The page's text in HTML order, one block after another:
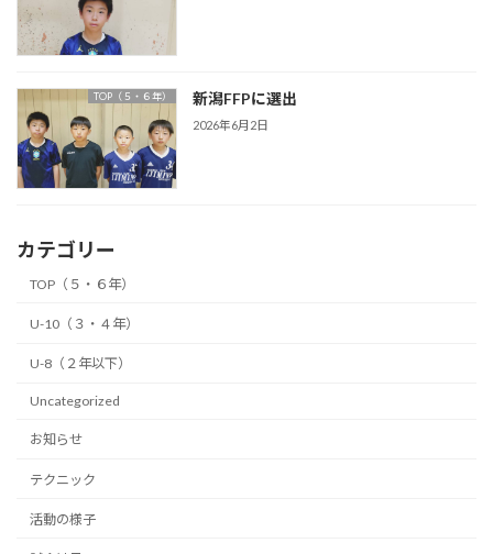
TOP（５・６年） 新潟FFPに選出
2026年6月2日
カテゴリー
TOP（５・６年）
U-10（３・４年）
U-8（２年以下）
Uncategorized
お知らせ
テクニック
活動の様子